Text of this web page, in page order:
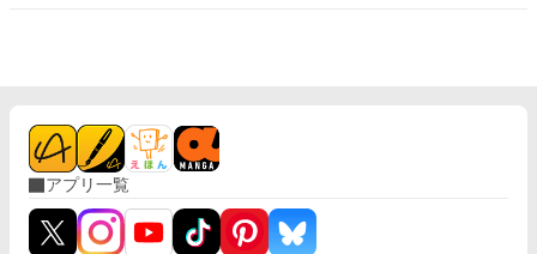
い。 王女様は命を狙われており、戻れば殺されるらしい。 ならば
一緒に連れて行くしかあるまい。 資金もあるし、誰も居ない領地
も貰えて好き勝手できる。 これって最高なのでは？ ※マルチ投稿
しています。
アプリ一覧